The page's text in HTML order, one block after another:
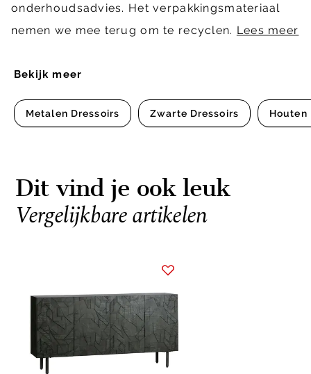
Bekijk meer
Metalen Dressoirs Zwarte Dressoirs Houten
onderhoudsadvies. Het verpakkingsmateriaal
nemen we mee terug om te recyclen. Lees meer
Dit vind je ook leuk
Vergelijkbare artikelen